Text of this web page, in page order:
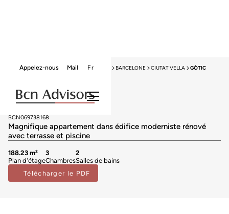
Mail
Appelez-nous Fr
HOME PROGRAMMES NEUFS À VENDRE BARCELONE CIUTAT VELLA GÒTIC
Neuf
Télécharger le PDF
Programmes neufs à vendre à Gòtic
BCN069738168
Magnifique appartement dans édifice moderniste rénové
avec terrasse et piscine
188.23 m²
Plan d'étage
3
Chambres
2
Salles de bains